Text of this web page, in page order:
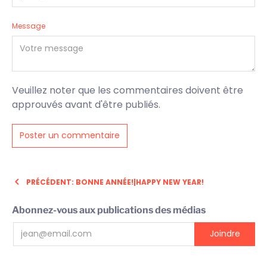
Message
Veuillez noter que les commentaires doivent être
approuvés avant d'être publiés.
PRÉCÉDENT: BONNE ANNÉE!|HAPPY NEW YEAR!
Abonnez-vous aux publications des médias